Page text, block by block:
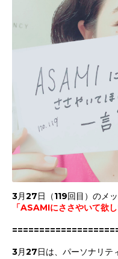
3月27日（119回目）のメ
「ASAMIにささやいて欲
3月27日は、パーソナリ